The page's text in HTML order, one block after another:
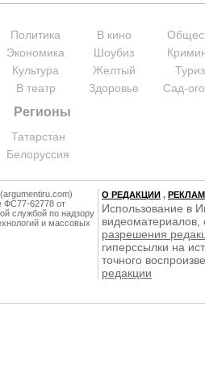
Политика
Экономика
Культура
В театр
В кино
Шоубиз
Желтый
Здоровье
Сад-
Регионы
Татарстан
Белоруссия
ФС77-62778 от
службой по надзору
и массовых
О РЕДАКЦИИ ,
Использование в
видеоматериалов,
разрешения
гиперссылки на
точного
редакции